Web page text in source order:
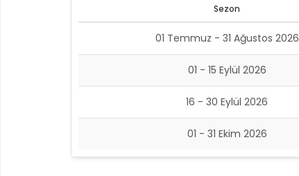
Sezon
01 Temmuz - 31 Ağustos 2026
01 - 15 Eylül 2026
16 - 30 Eylül 2026
01 - 31 Ekim 2026